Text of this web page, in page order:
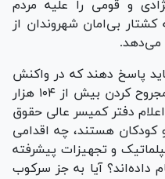
و قومی را علیه مردم
کشتار بی‌امان شهروندان از
می‌دهد.
پاسخ دهند که در واکنش
به کشتار بیش از ۵۰ هزار نفر و مجروح کردن بیش از ۱۰۴ هزار
اعلام دفتر کمیسر عالی حقوق
زنان و کودکان هستند، چه اقدامی
و تجهیزات پیشرفته
داده‌اند؟ آیا به جز سرکوب